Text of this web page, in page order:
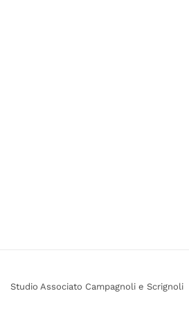
Studio Associato Campagnoli e Scrignoli